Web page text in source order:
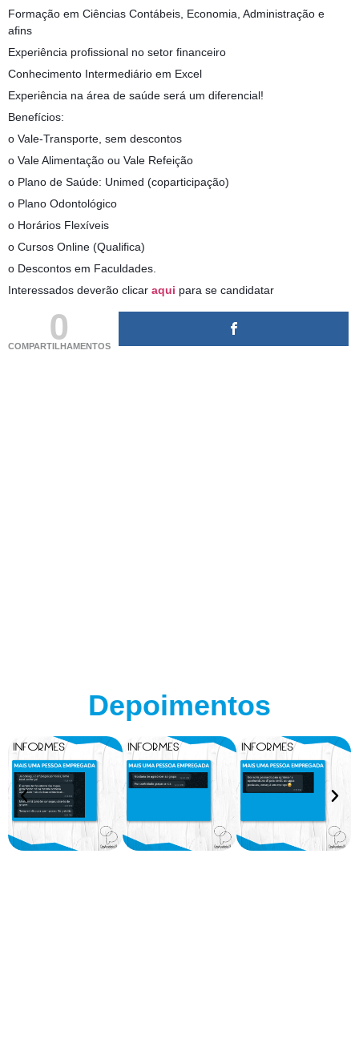
Formação em Ciências Contábeis, Economia, Administração e
afins
Experiência profissional no setor financeiro
Conhecimento Intermediário em Excel
Experiência na área de saúde será um diferencial!
Benefícios:
o Vale-Transporte, sem descontos
o Vale Alimentação ou Vale Refeição
o Plano de Saúde: Unimed (coparticipação)
o Plano Odontológico
o Horários Flexíveis
o Cursos Online (Qualifica)
o Descontos em Faculdades.
Interessados deverão clicar aqui para se candidatar
0
COMPARTILHAMENTOS
Depoimentos